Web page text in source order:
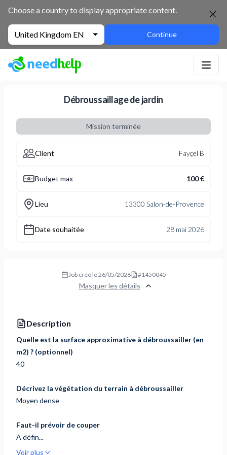
Choose a country to display appropriate content.
United Kingdom EN Continue
Débroussaillage de jardin
Mission terminée
Client Fayçel B
Budget max 100 €
Lieu 13300 Salon-de-Provence
Date souhaitée 28 mai 2026
Job créé le26/05/2026 #1450045
Masquer les détails
Description
Quelle est la surface approximative à débroussailler (en
m2) ? (optionnel)
40
Décrivez la végétation du terrain à débroussailler
Moyen dense
Faut-il prévoir de couper
A défin...
Voir plus
NeedHelp : site de jobbing et de services entre particuliers